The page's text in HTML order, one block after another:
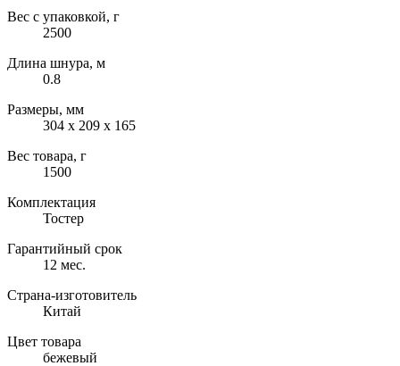
Вес с упаковкой, г
2500
Длина шнура, м
0.8
Размеры, мм
304 х 209 х 165
Вес товара, г
1500
Комплектация
Тостер
Гарантийный срок
12 мес.
Страна-изготовитель
Китай
Цвет товара
бежевый